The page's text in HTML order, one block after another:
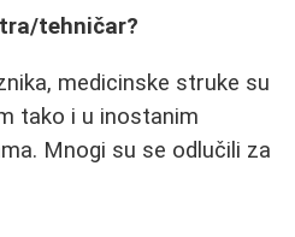
tehničar?
medicinske struke su
tako i u inostanim
Mnogi su se odlučili za